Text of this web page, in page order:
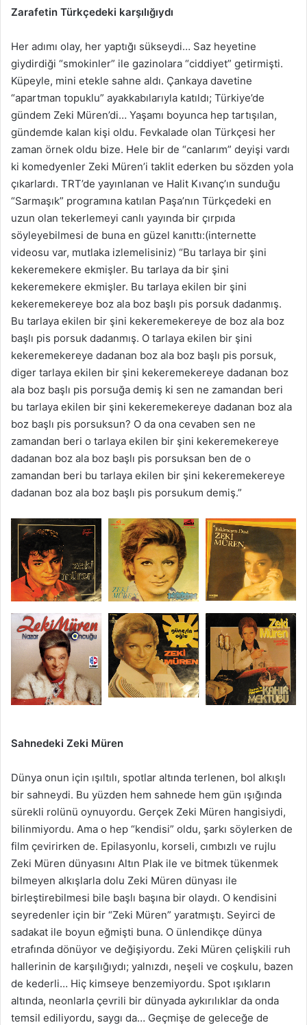
Zarafetin Türkçedeki karşılığıydı
Her adımı olay, her yaptığı sükseydi… Saz heyetine
giydirdiği “smokinler” ile gazinolara “ciddiyet” getirmişti.
Küpeyle, mini etekle sahne aldı. Çankaya davetine
“apartman topuklu” ayakkabılarıyla katıldı; Türkiye’de
gündem Zeki Müren’di… Yaşamı boyunca hep tartışılan,
gündemde kalan kişi oldu. Fevkalade olan Türkçesi her
zaman örnek oldu bize. Hele bir de “canlarım” deyişi vardı
ki komedyenler Zeki Müren’i taklit ederken bu sözden yola
çıkarlardı. TRT’de yayınlanan ve Halit Kıvanç’ın sunduğu
“Sarmaşık” programına katılan Paşa’nın Türkçedeki en
uzun olan tekerlemeyi canlı yayında bir çırpıda
söyleyebilmesi de buna en güzel kanıttı:(internette
videosu var, mutlaka izlemelisiniz) “Bu tarlaya bir şini
kekeremekere ekmişler. Bu tarlaya da bir şini
kekeremekere ekmişler. Bu tarlaya ekilen bir şini
kekeremekereye boz ala boz başlı pis porsuk dadanmış.
Bu tarlaya ekilen bir şini kekeremekereye de boz ala boz
başlı pis porsuk dadanmış. O tarlaya ekilen bir şini
kekeremekereye dadanan boz ala boz başlı pis porsuk,
diger tarlaya ekilen bir şini kekeremekereye dadanan boz
ala boz başlı pis porsuğa demiş ki sen ne zamandan beri
bu tarlaya ekilen bir şini kekeremekereye dadanan boz ala
boz başlı pis porsuksun? O da ona cevaben sen ne
zamandan beri o tarlaya ekilen bir şini kekeremekereye
dadanan boz ala boz başlı pis porsuksan ben de o
zamandan beri bu tarlaya ekilen bir şini kekeremekereye
dadanan boz ala boz başlı pis porsukum demiş.”
Sahnedeki Zeki Müren
Dünya onun için ışıltılı, spotlar altında terlenen, bol alkışlı
bir sahneydi. Bu yüzden hem sahnede hem gün ışığında
sürekli rolünü oynuyordu. Gerçek Zeki Müren hangisiydi,
bilinmiyordu. Ama o hep “kendisi” oldu, şarkı söylerken de
film çevirirken de. Epilasyonlu, korseli, cımbızlı ve rujlu
Zeki Müren dünyasını Altın Plak ile ve bitmek tükenmek
bilmeyen alkışlarla dolu Zeki Müren dünyası ile
birleştirebilmesi bile başlı başına bir olaydı. O kendisini
seyredenler için bir “Zeki Müren” yaratmıştı. Seyirci de
sadakat ile boyun eğmişti buna. O ünlendikçe dünya
etrafında dönüyor ve değişiyordu. Zeki Müren çelişkili ruh
hallerinin de karşılığıydı; yalnızdı, neşeli ve coşkulu, bazen
de kederli… Hiç kimseye benzemiyordu. Spot ışıkların
altında, neonlarla çevrili bir dünyada aykırılıklar da onda
temsil ediliyordu, saygı da… Geçmişe de geleceğe de